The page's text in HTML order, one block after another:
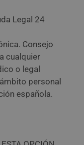
Legal 24
Consejo
cualquier
o legal
personal
española.